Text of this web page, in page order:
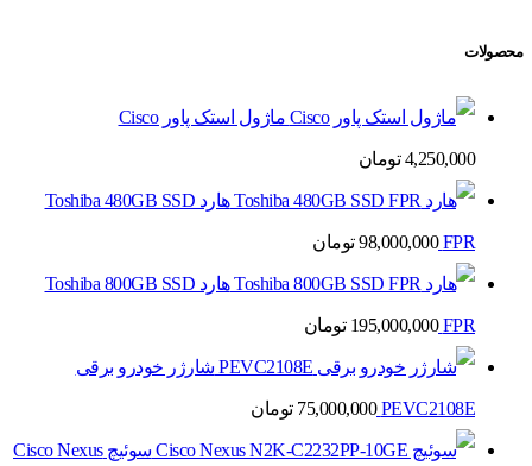
محصولات
ماژول استک پاور Cisco
4,250,000 تومان
هارد Toshiba 480GB SSD
FPR
98,000,000 تومان
هارد Toshiba 800GB SSD
FPR
195,000,000 تومان
شارژر خودرو برقی
PEVC2108E
75,000,000 تومان
سوئیچ Cisco Nexus